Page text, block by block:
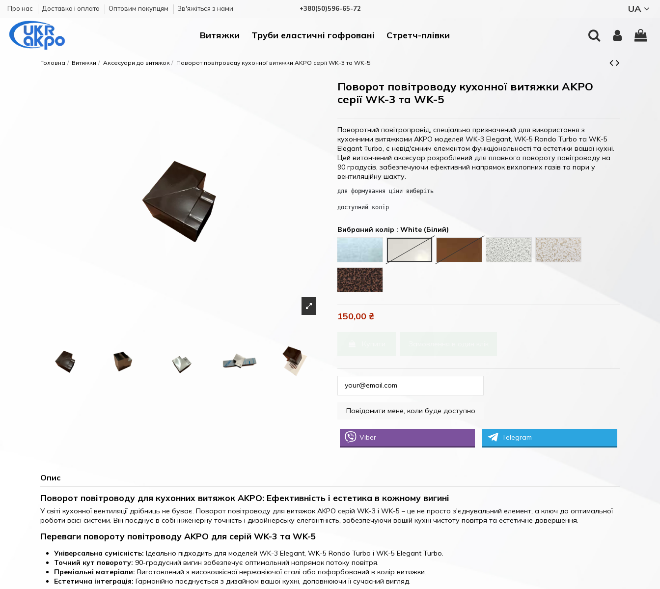
Про нас Доставка і оплата Оптовим покупцям Зв'яжіться з нами +380(50)596-65-72 UA
Витяжки Труби еластичні гофровані Стретч-плівки
Головна Витяжки Аксесуари до витяжок Поворот повітроводу кухонної витяжки AKPO серії WK-3 та WK-5
Поворот повітроводу кухонної витяжки AKPO
серії WK-3 та WK-5
Поворотний повітропровід, спеціально призначений для використання з
кухонними витяжками AKPO моделей WK-3 Elegant, WK-5 Rondo Turbo та WK-5
Elegant Turbo, є невід'ємним елементом функціональності та естетики вашої кухні.
Цей витончений аксесуар розроблений для плавного повороту повітроводу на
90 градусів, забезпечуючи ефективний напрямок вихлопних газів та пари у
вентиляційну шахту.
для формування ціни виберіть
доступний колір
Вибраний колір : White (Білий)
Inox (Нержавіюча сталь)
White (Білий) Brown (Коричневий)Antique ash (Античний попіл)Antique gold (Античне золото)
Antique copper (Антична мідь)
150,00 ₴
Viber Telegram
Опис
Поворот повітроводу для кухонних витяжок AKPO: Ефективність і естетика в кожному вигині
У світі кухонної вентиляції дрібниць не буває. Поворот повітроводу для витяжок AKPO серій WK-3 і WK-5 – це не просто з'єднувальний елемент, а ключ до оптимальної
роботи всієї системи. Він поєднує в собі інженерну точність і дизайнерську елегантність, забезпечуючи вашій кухні чистоту повітря та естетичне довершення.
Переваги повороту повітроводу AKPO для серій WK-3 та WK-5
Універсальна сумісність: Ідеально підходить для моделей WK-3 Elegant, WK-5 Rondo Turbo і WK-5 Elegant Turbo.
Точний кут повороту: 90-градусний вигин забезпечує оптимальний напрямок потоку повітря.
Преміальні матеріали: Виготовлений з високоякісної нержавіючої сталі або пофарбований в колір витяжки.
Естетична інтеграція: Гармонійно поєднується з дизайном вашої кухні, доповнюючи її сучасний вигляд.